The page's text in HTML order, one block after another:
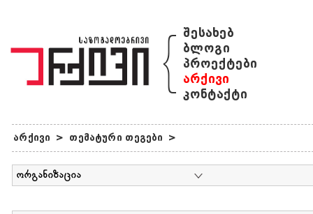
{ შესახებ
ბლოგი
პროექტები
არქივი
კონტაქტი
არქივი > თემატური თეგები >
ორგანიზაცია